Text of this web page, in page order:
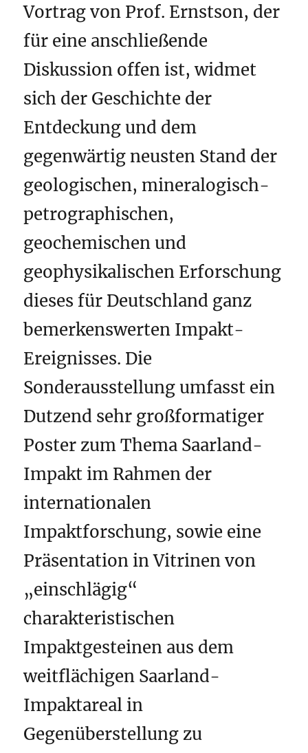
Vortrag von Prof. Ernstson, der
für eine anschließende
Diskussion offen ist, widmet
sich der Geschichte der
Entdeckung und dem
gegenwärtig neusten Stand der
geologischen, mineralogisch-
petrographischen,
geochemischen und
geophysikalischen Erforschung
dieses für Deutschland ganz
bemerkenswerten Impakt-
Ereignisses. Die
Sonderausstellung umfasst ein
Dutzend sehr großformatiger
Poster zum Thema Saarland-
Impakt im Rahmen der
internationalen
Impaktforschung, sowie eine
Präsentation in Vitrinen von
„einschlägig“
charakteristischen
Impaktgesteinen aus dem
weitflächigen Saarland-
Impaktareal in
Gegenüberstellung zu